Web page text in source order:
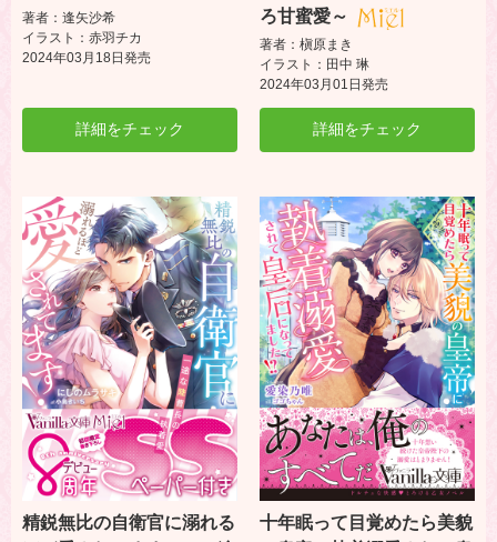
著者：逢矢沙希
イラスト：赤羽チカ
2024年03月18日発売
詳細をチェック
ろ甘蜜愛～
著者：槇原まき
イラスト：田中 琳
2024年03月01日発売
詳細をチェック
精鋭無比の自衛官に溺れる
十年眠って目覚めたら美貌